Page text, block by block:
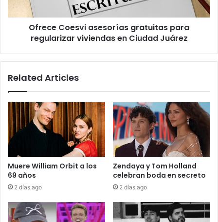
en
Ciudad
Ofrece Coesvi asesorías gratuitas para
regularizar viviendas en Ciudad Juárez
Related Articles
Muere William Orbit a los
69 años
2 días ago
Zendaya y Tom Holland
celebran boda en secreto
2 días ago